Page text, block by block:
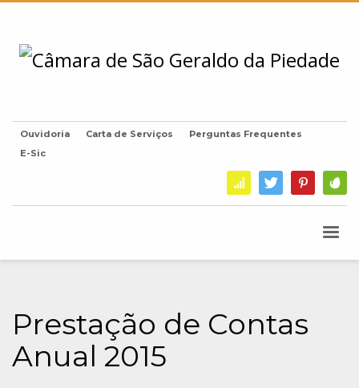
Ouvidoria Carta de Serviços
Perguntas Frequentes
E-Sic
Prestação de Contas
Anual 2015